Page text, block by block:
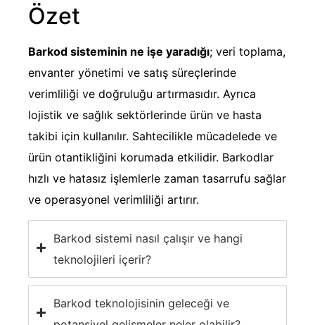
Özet
Barkod sisteminin ne işe yaradığı; veri toplama,
envanter yönetimi ve satış süreçlerinde
verimliliği ve doğruluğu artırmasıdır. Ayrıca
lojistik ve sağlık sektörlerinde ürün ve hasta
takibi için kullanılır. Sahtecilikle mücadelede ve
ürün otantikliğini korumada etkilidir. Barkodlar
hızlı ve hatasız işlemlerle zaman tasarrufu sağlar
ve operasyonel verimliliği artırır.
Barkod sistemi nasıl çalışır ve hangi
teknolojileri içerir?
Barkod teknolojisinin geleceği ve